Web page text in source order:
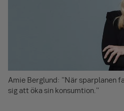
Amie Berglund: "När sparplanen
sig att öka sin konsumtion."